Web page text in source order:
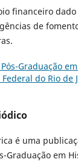
financeiro dado
de
Graduação
do Rio de
é uma
Graduação em